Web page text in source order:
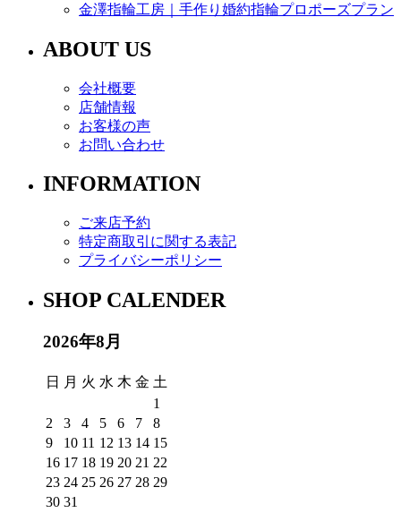
金澤指輪工房｜手作り婚約指輪プロポーズプラン
ABOUT US
会社概要
店舗情報
お客様の声
お問い合わせ
INFORMATION
ご来店予約
特定商取引に関する表記
プライバシーポリシー
SHOP CALENDER
2026年8月
日 月 火 水 木 金 土
1
2
3 4 5 6 7
8
9
10 11 12 13 14 15
16 17 18 19 20 21 22
23 24 25 26 27 28 29
30 31